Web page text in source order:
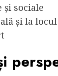
și sociale
și la